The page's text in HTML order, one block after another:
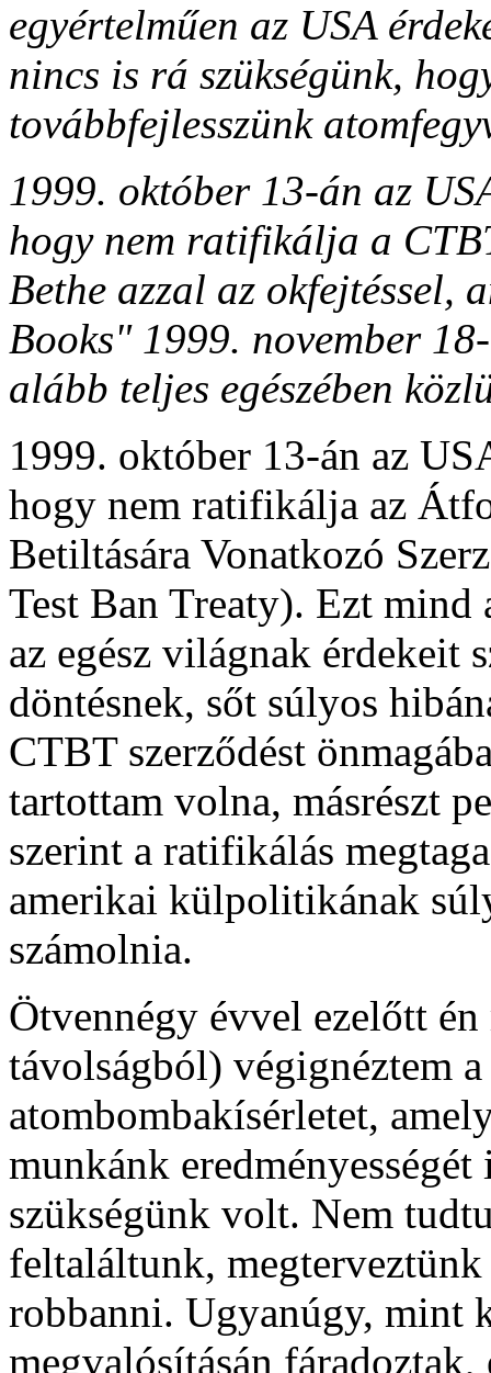
egyértelműen az USA
nincs is rá szükségünk,
továbbfejlesszünk
1999. október 13-án az
hogy nem ratifikálja a
Bethe azzal az okfejtéssel,
Books" 1999. november
alább teljes egészében
1999. október 13-án az
hogy nem ratifikálja az
Betiltására Vonatkozó
Test Ban Treaty). Ezt mind
az egész világnak érdekeit
döntésnek, sőt súlyos
CTBT szerződést
tartottam volna, másrészt
szerint a ratifikálás
amerikai külpolitikának
számolnia.
Ötvennégy évvel ezelőtt
távolságból) végignéztem
atombombakísérletet,
munkánk
szükségünk volt. Nem
feltaláltunk,
robbanni. Ugyanúgy, mint
megvalósításán